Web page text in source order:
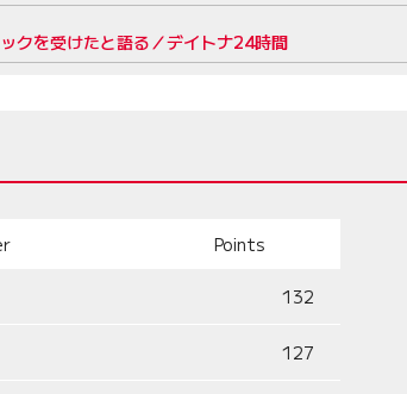
クを受けたと語る／デイトナ24時間
Points
132
127